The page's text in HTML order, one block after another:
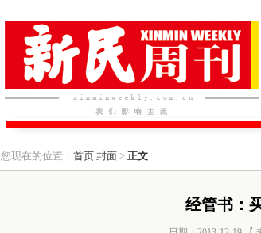
您现在的位置： 首页 封面> 正文
经管书：